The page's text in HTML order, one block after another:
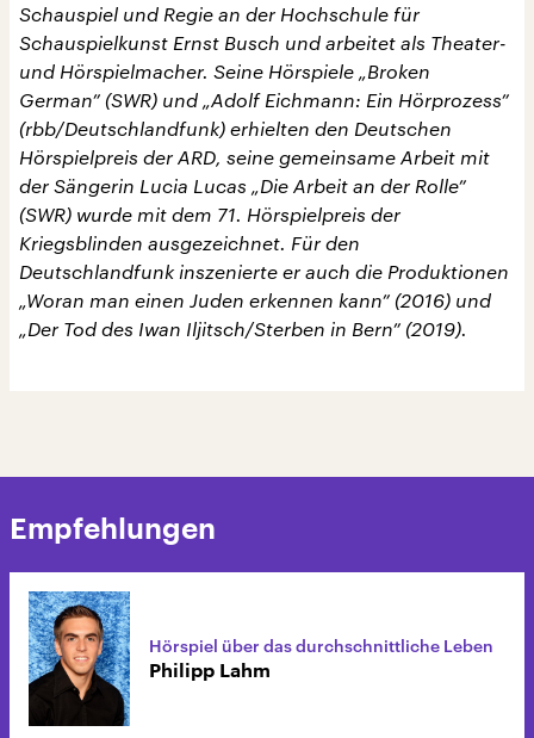
Schauspiel und Regie an der Hochschule für
Schauspielkunst Ernst Busch und arbeitet als Theater-
und Hörspielmacher. Seine Hörspiele „Broken
German” (SWR) und „Adolf Eichmann: Ein Hörprozess”
(rbb/Deutschlandfunk) erhielten den Deutschen
Hörspielpreis der ARD, seine gemeinsame Arbeit mit
der Sängerin Lucia Lucas „Die Arbeit an der Rolle”
(SWR) wurde mit dem 71. Hörspielpreis der
Kriegsblinden ausgezeichnet. Für den
Deutschlandfunk inszenierte er auch die Produktionen
„Woran man einen Juden erkennen kann” (2016) und
„Der Tod des Iwan Iljitsch/Sterben in Bern” (2019).
Empfehlungen
Hörspiel über das durchschnittliche Leben
Philipp Lahm